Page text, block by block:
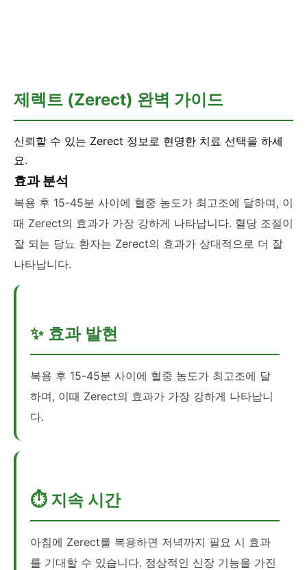
제렉트 (Zerect) 완벽 가이드
신뢰할 수 있는 Zerect 정보로 현명한 치료 선택을 하세
요.
효과 분석
복용 후 15-45분 사이에 혈중 농도가 최고조에 달하며, 이
때 Zerect의 효과가 가장 강하게 나타납니다. 혈당 조절이
잘 되는 당뇨 환자는 Zerect의 효과가 상대적으로 더 잘
나타납니다.
✨ 효과 발현
복용 후 15-45분 사이에 혈중 농도가 최고조에 달
하며, 이때 Zerect의 효과가 가장 강하게 나타납니
다.
⏱️ 지속 시간
아침에 Zerect를 복용하면 저녁까지 필요 시 효과
를 기대할 수 있습니다. 정상적인 신장 기능을 가진